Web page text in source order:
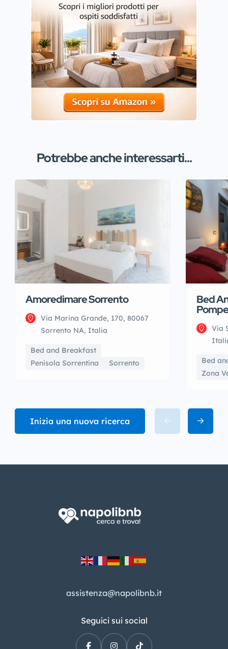
Potrebbe anche interessarti...
Amoredimare Sorrento
Via Marina Grande, 170, 80067
Sorrento NA, Italia
Bed and Breakfast
Penisola Sorrentina
Sorrento
Bed
Via
Bed
Zona
Inizia una nuova ricerca
assistenza@napolibnb.it
Seguici sui social